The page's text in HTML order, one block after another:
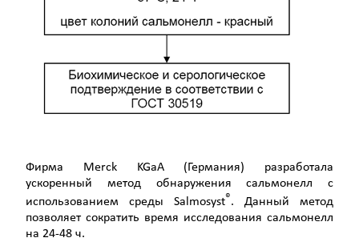
Фирма Merck KGaA (Германия)
разработала
ускоренный метод обнаружения сальмонелл с
использованием среды Salmosyst®. Данный метод
позволяет сократить время исследования сальмонелл
на 24-48 ч.